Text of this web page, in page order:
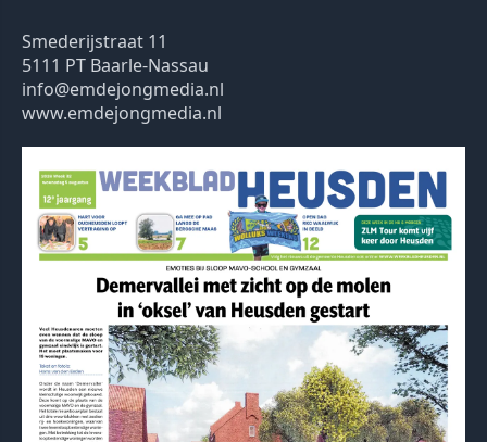
Smederijstraat 11
5111 PT Baarle-Nassau
info@emdejongmedia.nl
www.emdejongmedia.nl